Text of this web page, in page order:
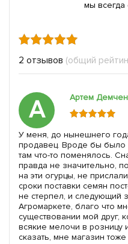
мы всегда
2 отзывов (общий
А Артем
У меня, до нынешнего
продавец. Вроде бы было
там что-то поменялось.
правда не значительно,
на эти огурцы, не
сроки поставки семян
не стерпел, и следующий
Агромаркете, благо что
существовании мой друг,
всякие мелочи в розницу
сказать, мне магазин